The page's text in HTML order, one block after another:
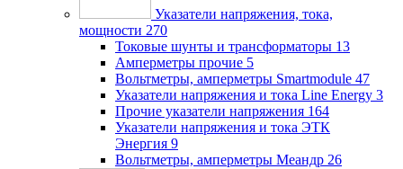
Указатели напряжения, тока,
мощности 270
Токовые шунты и трансформаторы 13
Амперметры прочие 5
Вольтметры, амперметры Smartmodule 47
Указатели напряжения и тока Line Energy 3
Прочие указатели напряжения 164
Указатели напряжения и тока ЭТК
Энергия 9
Вольтметры, амперметры Меандр 26